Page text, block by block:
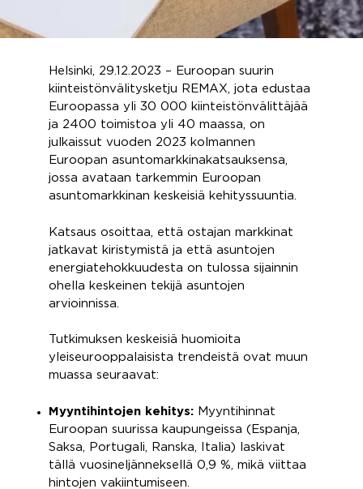
Helsinki, 29.12.2023 – Euroopan suurin
kiinteistönvälitysketju REMAX, jota edustaa
Euroopassa yli 30 000 kiinteistönvälittäjää
ja 2400 toimistoa yli 40 maassa, on
julkaissut vuoden 2023 kolmannen
Euroopan asuntomarkkinakatsauksensa,
jossa avataan tarkemmin Euroopan
asuntomarkkinan keskeisiä kehityssuuntia.
Katsaus osoittaa, että ostajan markkinat
jatkavat kiristymistä ja että asuntojen
energiatehokkuudesta on tulossa sijainnin
ohella keskeinen tekijä asuntojen
arvioinnissa.
Tutkimuksen keskeisiä huomioita
yleiseurooppalaisista ​​trendeistä ovat muun
muassa seuraavat:
Myyntihintojen kehitys:
Myyntihinnat
Euroopan suurissa kaupungeissa (Espanja,
Saksa, Portugali, Ranska, Italia) laskivat
tällä vuosineljänneksellä 0,9 %, mikä viittaa
hintojen vakiintumiseen.